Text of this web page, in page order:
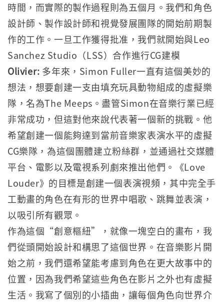
時間，而實際的製作過程則為五個月。我們和角色
設計師、製作設計師和視覺發展團隊的開始前期製
作的工作。一旦工作獲得批准，我們就開始與Leo
Sanchez Studio（LSS）合作進行CG建模
Olivier: 多年來，Simon Fuller一直有這個美妙的
想法，想要創建一支由填充玩具動物組成的虛擬樂
隊，名為The Meeps。盡管Simon在音樂行業已經
非常成功，但這對他來說代表著一個新的挑戰。他
希望創建一個能夠達到當前音樂家表演水平的虛擬
CG樂隊，為這個團體建立粉絲群，並通過社交媒體
平台、電影以及電視系列劇來推出他們。《Love
Louder》的目標是創建一個表演視頻，其中完全手
工動畫的角色在有形的世界中唱歌、跳舞並表演，
以吸引所有觀眾。
作為這個“創意樞紐”，就像一塊空白的畫布，我
們從頭開始設計和構思了這個世界。在音樂影片開
始之前，我們還希望能考慮到角色在更大故事中的
位置，因為我們希望這些角色在影片之外也有虛擬
生活。我寫了個別的小插曲，讓每個角色向世界介